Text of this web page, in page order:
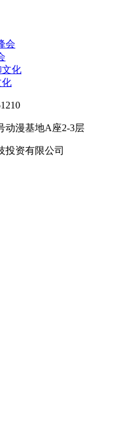
化
动漫基地A座2-3层
投资有限公司